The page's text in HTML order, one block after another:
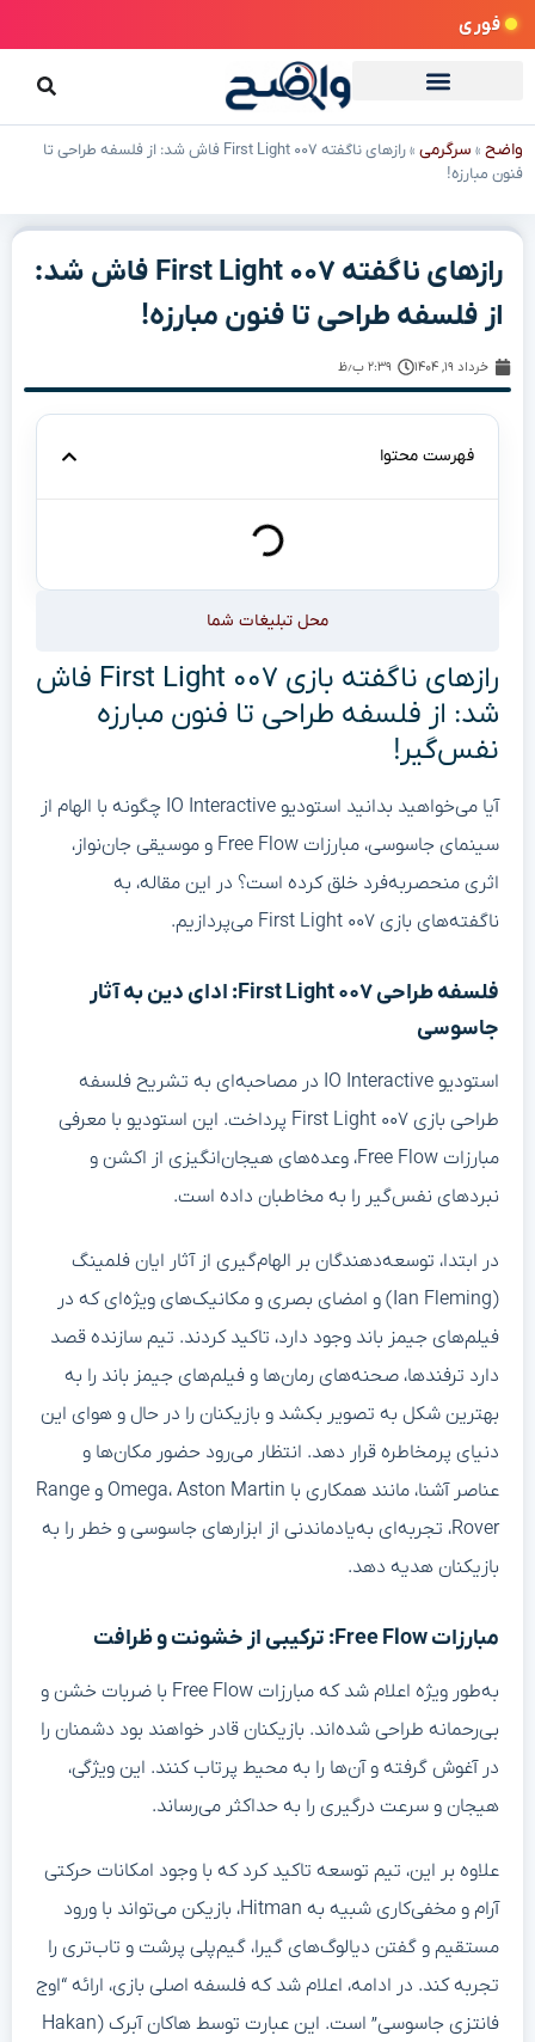
فوری
واضح » سرگرمی »
رازهای ناگفته First Light ۰۰۷ فاش شد: از فلسفه طراحی تا
فنون مبارزه!
رازهای ناگفته First Light ۰۰۷ فاش شد:
از فلسفه طراحی تا فنون مبارزه!
خرداد ۱۹, ۱۴۰۴ ۲:۳۹ ب٫ظ
فهرست محتوا
محل تبلیغات شما
رازهای ناگفته بازی First Light ۰۰۷ فاش
شد: از فلسفه طراحی تا فنون مبارزه
نفس‌گیر!
آیا می‌خواهید بدانید استودیو IO Interactive چگونه با الهام از
سینمای جاسوسی، مبارزات Free Flow و موسیقی جان‌نواز،
اثری منحصربه‌فرد خلق کرده است؟ در این مقاله، به
ناگفته‌های بازی First Light ۰۰۷ می‌پردازیم.
فلسفه طراحی First Light ۰۰۷: ادای دین به آثار
جاسوسی
استودیو IO Interactive در مصاحبه‌ای به تشریح فلسفه
طراحی بازی First Light ۰۰۷ پرداخت. این استودیو با معرفی
مبارزات Free Flow، وعده‌های هیجان‌انگیزی از اکشن و
نبردهای نفس‌گیر را به مخاطبان داده است.
در ابتدا، توسعه‌دهندگان بر الهام‌گیری از آثار ایان فلمینگ
(Ian Fleming) و امضای بصری و مکانیک‌های ویژه‌ای که در
فیلم‌های جیمز باند وجود دارد، تاکید کردند. تیم سازنده قصد
دارد ترفندها، صحنه‌های رمان‌ها و فیلم‌های جیمز باند را به
بهترین شکل به تصویر بکشد و بازیکنان را در حال و هوای این
دنیای پرمخاطره قرار دهد. انتظار می‌رود حضور مکان‌ها و
عناصر آشنا، مانند همکاری با Omega، Aston Martin و Range
Rover، تجربه‌ای به‌یادماندنی از ابزارهای جاسوسی و خطر را به
بازیکنان هدیه دهد.
مبارزات Free Flow: ترکیبی از خشونت و ظرافت
به‌طور ویژه اعلام شد که مبارزات Free Flow با ضربات خشن و
بی‌رحمانه طراحی شده‌اند. بازیکنان قادر خواهند بود دشمنان را
در آغوش گرفته و آن‌ها را به محیط پرتاب کنند. این ویژگی،
هیجان و سرعت درگیری را به حداکثر می‌رساند.
علاوه بر این، تیم توسعه تاکید کرد که با وجود امکانات حرکتی
آرام و مخفی‌کاری شبیه به Hitman، بازیکن می‌تواند با ورود
مستقیم و گفتن دیالوگ‌های گیرا، گیم‌پلی پرشت و تاب‌تری را
تجربه کند. در ادامه، اعلام شد که فلسفه اصلی بازی، ارائه “اوج
فانتزی جاسوسی” است. این عبارت توسط هاکان آبرک (Hakan